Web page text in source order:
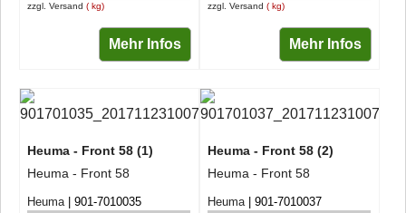
zzgl. Versand kg
Mehr Infos
zzgl. Versand kg
Mehr Infos
Heuma - Front 58 (1)
Heuma - Front 58
Heuma 901-7010035
Heuma - Front 58 (2)
Heuma - Front 58
Heuma 901-7010037